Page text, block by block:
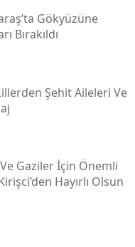
Gökyüzüne
Bırakıldı
Şehit Aileleri Ve
Gaziler İçin Önemli
Hayırlı Olsun